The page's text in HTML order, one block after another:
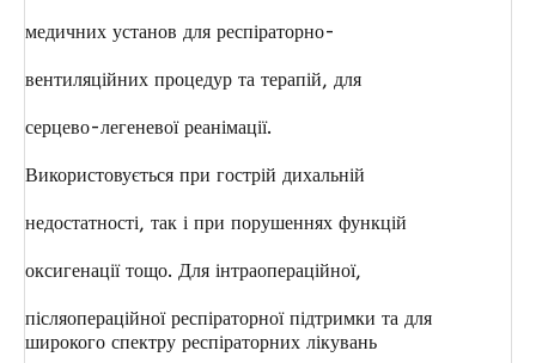
медичних установ для респіраторно-
вентиляційних процедур та терапій, для
серцево-легеневої реанімації.
Використовується при гострій дихальній
недостатності, так і при порушеннях функцій
оксигенації тощо. Для інтраопераційної,
післяопераційної респіраторної підтримки та для
широкого спектру респіраторних лікувань